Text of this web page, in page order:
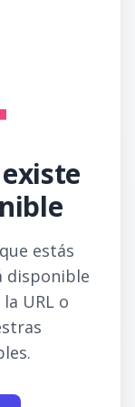
estás
disponible
URL o